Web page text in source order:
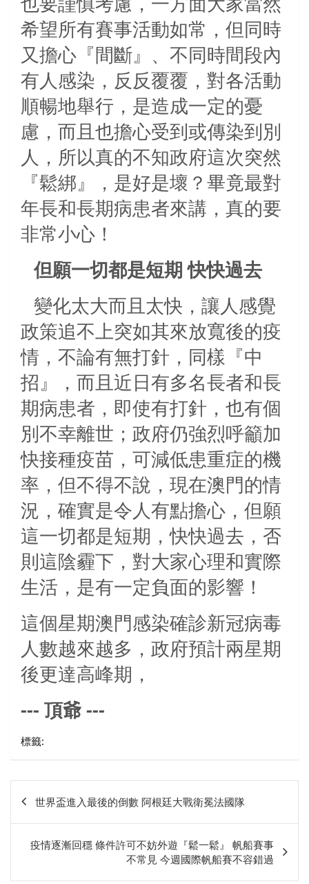
希望所有賽事活動如常，但同時
又擔心『間斷』、不同時間段內
有人感染，反反覆覆，對各活動
順暢地舉行，是造成一定的憂
慮，而且也擔心受到或傳染到別
人，所以真的不知政府這次突然
『鬆綁』，是好是壞？畢竟最對
年長和長期病患者來講，真的要
非常小心！
但願一切都是短期快快過去
變化太大而且太快，讓人感覺
政策追不上突如其來放寬後的疫
情，不論有無打針，同樣『中
招』，而且近日有多名長者和長
期病患者，即使有打針，也有個
別不幸離世；政府仍強烈呼籲加
快接種疫苗，可減低患重症的機
率，但不得不說，現在澳門的情
況，確實是令人有點擔心，但願
這一切都是短期，快快過去，否
則這陰霾下，對大家心理和實際
生活，是有一定負面的影響！
這個星期澳門感染確診新冠病毒
人數越來越多，政府預計兩星期
後更達高峰期，
--- 頂爺---
標籤:
章
世界盃進入最後的倒數 阿根廷大戰衛冕法國隊
疫情逐漸回穩 條件許可不妨外遊『鬆一鬆』 帆船賽事
不常見 今週國際帆船賽不容錯過